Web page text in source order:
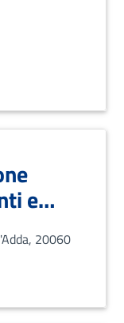
ADIPISCING
e
20060
ADIPISCING